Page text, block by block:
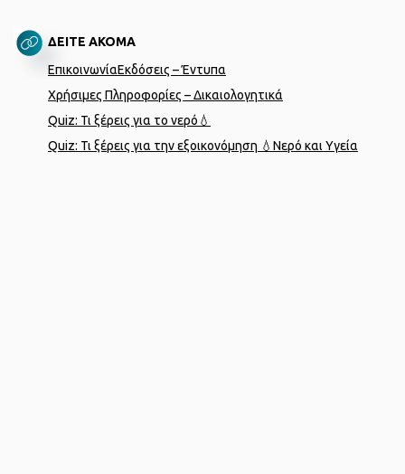
ΔΕΙΤΕ ΑΚΟΜΑ
ΕπικοινωνίαΕκδόσεις – Έντυπα
Χρήσιμες Πληροφορίες – Δικαιολογητικά
Quiz: Τι ξέρεις για το νερό💧
Quiz: Τι ξέρεις για την εξοικονόμηση 💧 Νερό και Υγεία